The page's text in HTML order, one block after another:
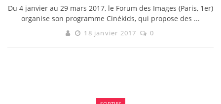
Du 4 janvier au 29 mars 2017, le Forum des Images (Paris, 1er)
organise son programme Cinékids, qui propose des ...
18 janvier 2017 0